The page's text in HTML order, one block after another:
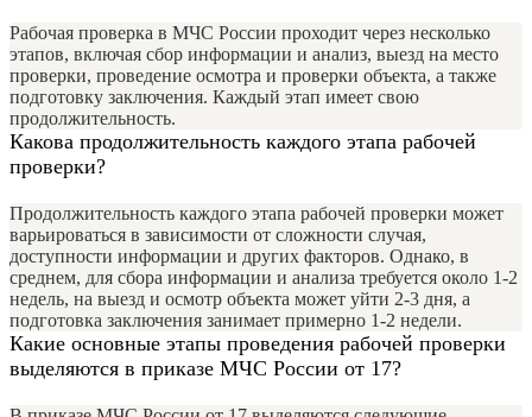
Рабочая проверка в МЧС России проходит через несколько
этапов, включая сбор информации и анализ, выезд на место
проверки, проведение осмотра и проверки объекта, а также
подготовку заключения. Каждый этап имеет свою
продолжительность.
Какова продолжительность каждого этапа рабочей
проверки?
Продолжительность каждого этапа рабочей проверки может
варьироваться в зависимости от сложности случая,
доступности информации и других факторов. Однако, в
среднем, для сбора информации и анализа требуется около 1-2
недель, на выезд и осмотр объекта может уйти 2-3 дня, а
подготовка заключения занимает примерно 1-2 недели.
Какие основные этапы проведения рабочей проверки
выделяются в приказе МЧС России от 17?